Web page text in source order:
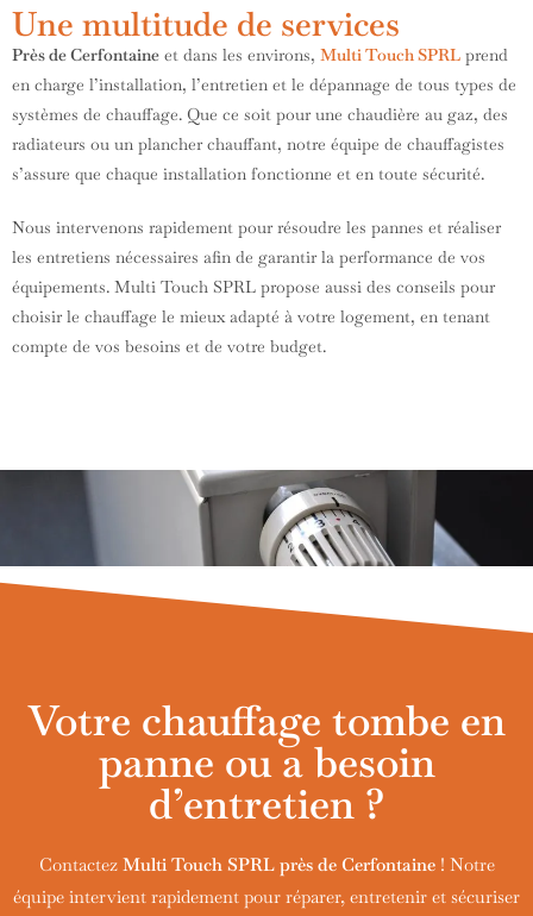
Une multitude de services
Près de Cerfontaine et dans les environs, Multi Touch SPRL prend
en charge l’installation, l’entretien et le dépannage de tous types de
systèmes de chauffage. Que ce soit pour une chaudière au gaz, des
radiateurs ou un plancher chauffant, notre équipe de chauffagistes
s’assure que chaque installation fonctionne et en toute sécurité.
Nous intervenons rapidement pour résoudre les pannes et réaliser
les entretiens nécessaires afin de garantir la performance de vos
équipements. Multi Touch SPRL propose aussi des conseils pour
choisir le chauffage le mieux adapté à votre logement, en tenant
compte de vos besoins et de votre budget.
Votre chauffage tombe en
panne ou a besoin
d’entretien ?
Contactez Multi Touch SPRL près de Cerfontaine! Notre
équipe intervient rapidement pour réparer, entretenir et sécuriser